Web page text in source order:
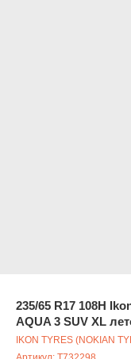
235/65 R17 108H
AQUA 3 SUV XL
IKON TYRES (NOKIAN